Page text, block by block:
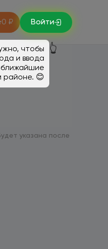
0 ₽ Войти
чтобы
и ввода
районе. 😊
👆
указана после